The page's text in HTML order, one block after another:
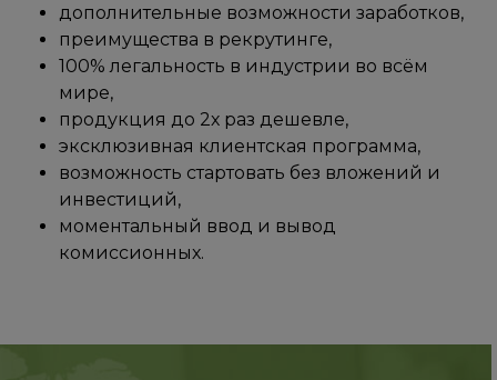
дополнительные возможности заработков,
преимущества в рекрутинге,
100% легальность в индустрии во всём
мире,
продукция до 2х раз дешевле,
эксклюзивная клиентская программа,
возможность стартовать без вложений и
инвестиций,
моментальный ввод и вывод
комиссионных.